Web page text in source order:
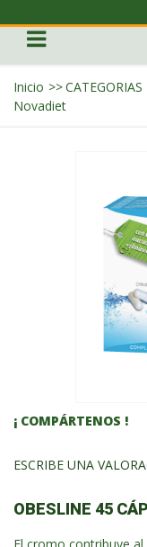
Inicio >>CATEGORIAS
Novadiet
¡ COMPÁRTENOS !
ESCRIBE UNA
OBESLINE 45